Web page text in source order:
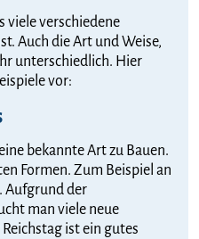
viele verschiedene
Auch die Art und Weise,
unterschiedlich. Hier
vor:
bekannte Art zu Bauen.
Formen. Zum Beispiel an
Aufgrund der
man viele neue
ist ein gutes